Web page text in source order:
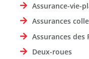
Assurance-vie-
Assurances
Assurances des
Deux-roues